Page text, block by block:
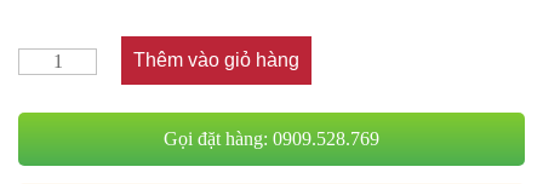
Thêm vào giỏ hàng
Gọi đặt hàng: 0909.528.769